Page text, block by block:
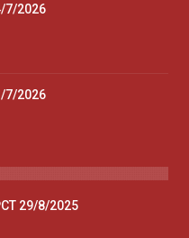
7/2026
7/2026
29/8/2025